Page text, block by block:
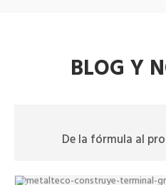
BLOG Y
De la fórmula al